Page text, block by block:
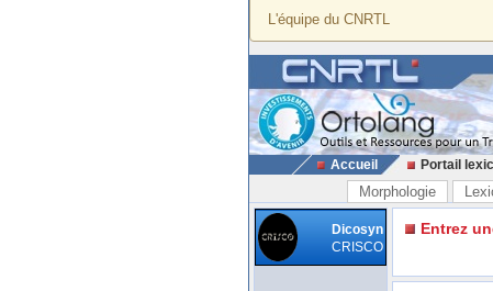
L'équipe du CNRTL
Accueil Portail
Morphologie
Dicosyn
CRISCO
Entrez